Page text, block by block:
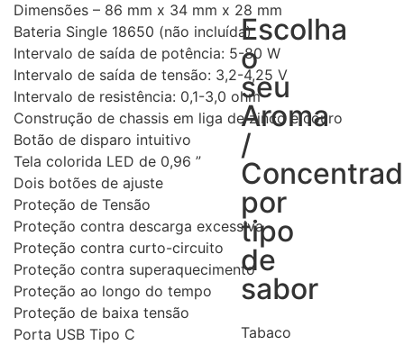
Escolha
o
seu
Aroma
/
por
tipo
de
sabor
Tabaco
Dimensões – 86 mm x 34 mm x 28 mm
Bateria Single 18650 (não incluída)
Intervalo de saída de potência: 5-80 W
Intervalo de saída de tensão: 3,2-4,25 V
Intervalo de resistência: 0,1-3,0 ohm
Construção de chassis em liga de zinco e couro
Botão de disparo intuitivo
Tela colorida LED de 0,96 ”
Dois botões de ajuste
Proteção de Tensão
Proteção contra descarga excessiva
Proteção contra curto-circuito
Proteção contra superaquecimento
Proteção ao longo do tempo
Proteção de baixa tensão
Porta USB Tipo C